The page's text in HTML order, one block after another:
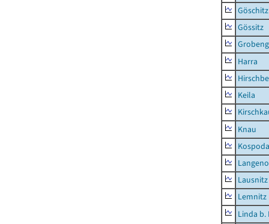
Göschitz
Gössitz
Harra
Keila
Knau
Kospoda
Lemnitz
Linda b.